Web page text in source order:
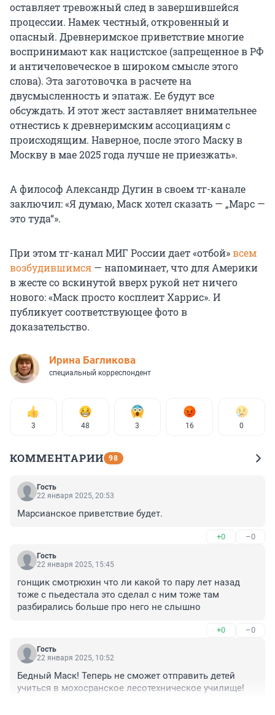
оставляет тревожный след в завершившейся
процессии. Намек честный, откровенный и
опасный. Древнеримское приветствие многие
воспринимают как нацистское (запрещенное в РФ
и античеловеческое в широком смысле этого
слова). Эта заготовочка в расчете на
двусмысленность и эпатаж. Ее будут все
обсуждать. И этот жест заставляет внимательнее
отнестись к древнеримским ассоциациям с
происходящим. Наверное, после этого Маску в
Москву в мае 2025 года лучше не приезжать».
А философ Александр Дугин в своем тг-канале
заключил: «Я думаю, Маск хотел сказать — „Марс —
это туда“».
При этом тг-канал МИГ России дает «отбой»всем
возбудившимся — напоминает, что для Америки
в жесте со вскинутой вверх рукой нет ничего
нового: «Маск просто косплеит Харрис». И
публикует соответствующее фото в
доказательство.
Ирина Багликова
специальный корреспондент
3 48 3 16 0
КОММЕНТАРИИ 98
Гость
22 января 2025, 20:53
Марсианское приветствие будет.
+0 –0
Гость
22 января 2025, 15:45
гонщик смотрюхин что ли какой то пару лет назад
тоже с пьедестала это сделал с ним тоже там
разбирались больше про него не слышно
+0 –0
Гость
22 января 2025, 10:52
Бедный Маск! Теперь не сможет отправить детей
учиться в мохосранское лесотехническое училище!